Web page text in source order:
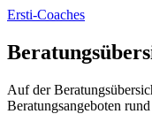
Ersti-Coaches
Auf der
Beratungsangeboten